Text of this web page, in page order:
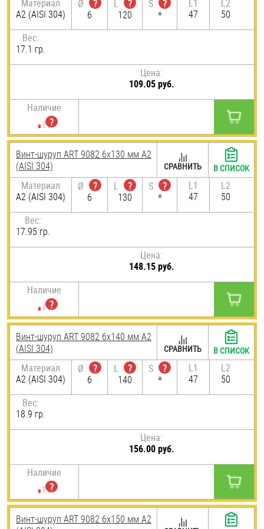
Материал
А2 (AISI 304)
Ø
?
6
L
?
120
S
?
*
L1
47
L2
50
Вес:
17.1 гр.
Цена:
109.05 руб.
Наличие
Винт-шуруп ART 9082 6х130 мм А2
(AISI 304)
Материал
А2 (AISI 304)
Ø
?
6
L
?
130
S
?
*
L1
47
L2
50
Вес:
17.95 гр.
Цена:
148.15 руб.
Наличие
СРАВНИТЬ В СПИСОК
Винт-шуруп ART 9082 6х140 мм А2
(AISI 304)
Материал
А2 (AISI 304)
Ø
?
6
L
?
140
S
?
*
L1
47
L2
50
Вес:
18.9 гр.
Цена:
156.00 руб.
Наличие
СРАВНИТЬ В СПИСОК
Винт-шуруп ART 9082 6х150 мм А2